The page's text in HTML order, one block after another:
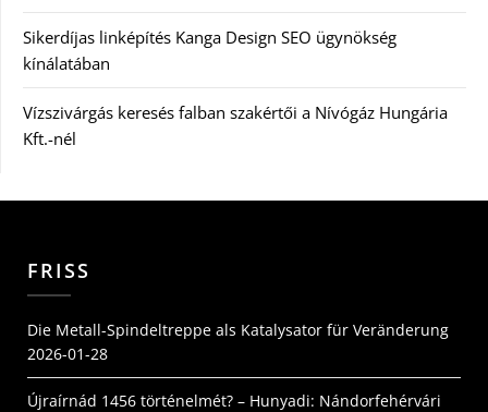
Sikerdíjas linképítés Kanga Design SEO ügynökség
kínálatában
Vízszivárgás keresés falban szakértői a Nívógáz Hungária
Kft.-nél
FRISS
Die Metall-Spindeltreppe als Katalysator für Veränderung
2026-01-28
Újraírnád 1456 történelmét? – Hunyadi: Nándorfehérvári